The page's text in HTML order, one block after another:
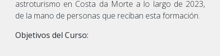
astroturismo en Costa da Morte a lo largo de 2023,
de la mano de personas que reciban esta formación.
Objetivos del Curso: